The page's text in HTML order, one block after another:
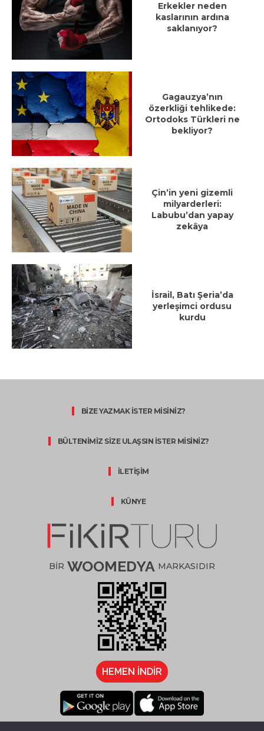
Erkekler neden
kaslarının ardına
saklanıyor?
Gagauzya’nın
özerkliği tehlikede:
Ortodoks Türkleri ne
bekliyor?
Çin’in yeni gizemli
milyarderleri:
Labubu’dan yapay
zekâya
İsrail, Batı Şeria’da
yerleşimci ordusu
kurdu
BİZE YAZMAK İSTER MİSİNİZ?
BÜLTENİMİZ SİZE ULAŞSIN İSTER MİSİNİZ?
İLETİŞİM
KÜNYE
BİR WOOMEDYA MARKASIDIR
HEMEN İNDİR